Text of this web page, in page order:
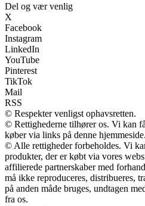
Del og vær venlig
X
Facebook
Instagram
LinkedIn
YouTube
Pinterest
TikTok
Mail
RSS
© Respekter venligst ophavsretten.
© Rettighederne tilhører os. Vi kan
køber via links på denne hjemmeside.
© Alle rettigheder forbeholdes. Vi
produkter, der er købt via vores
affilierede partnerskaber med
må ikke reproduceres, distribueres,
på anden måde bruges, undtagen
fra os.